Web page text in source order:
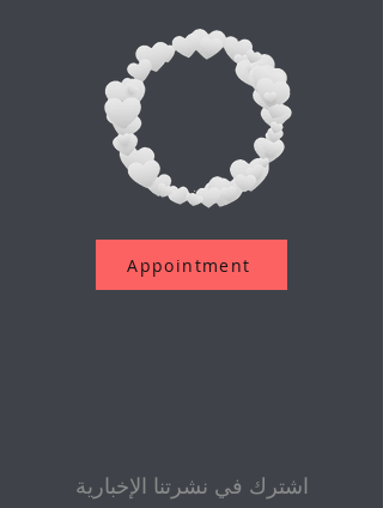
Appointment
اشترك في نشرتنا الإخبارية